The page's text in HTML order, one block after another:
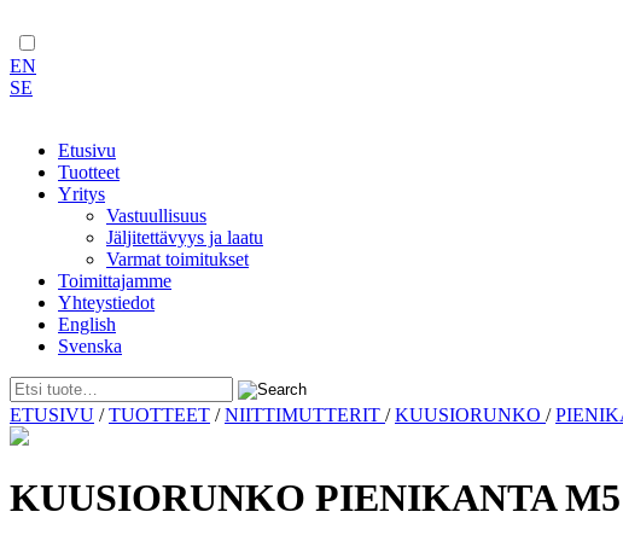
EN
SE
Etusivu
Tuotteet
Yritys
Vastuullisuus
Jäljitettävyys ja laatu
Varmat toimitukset
Toimittajamme
Yhteystiedot
English
Svenska
Skip
to
ETUSIVU /TUOTTEET /NIITTIMUTTERIT /KUUSIORUNKO /
KUUSIORUNKO PIENIKANTA